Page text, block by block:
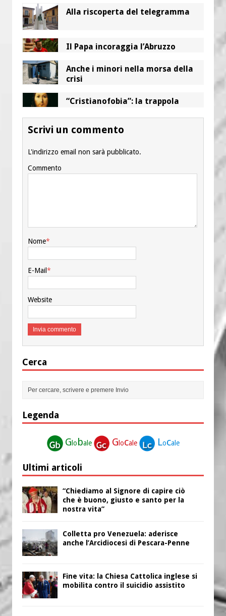
Alla riscoperta del telegramma
Il Papa incoraggia l’Abruzzo
Anche i minori nella morsa della
crisi
“Cristianofobia”: la trappola
Scrivi un commento
L'indirizzo email non sarà pubblicato.
Commento
Nome*
E-Mail*
Website
Cerca
Legenda
G lobale G locale Locale
Ultimi articoli
“Chiediamo al Signore di capire ciò
che è buono, giusto e santo per la
nostra vita”
Colletta pro Venezuela: aderisce
anche l’Arcidiocesi di Pescara-Penne
Fine vita: la Chiesa Cattolica inglese si
mobilita contro il suicidio assistito